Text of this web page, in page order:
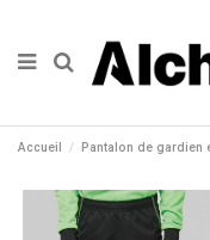
Accueil Pantalon de gardien